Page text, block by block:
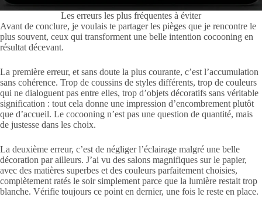
Les erreurs les plus fréquentes à éviter
Avant de conclure, je voulais te partager les pièges que je rencontre le
plus souvent, ceux qui transforment une belle intention cocooning en
résultat décevant.
La première erreur, et sans doute la plus courante, c’est l’accumulation
sans cohérence. Trop de coussins de styles différents, trop de couleurs
qui ne dialoguent pas entre elles, trop d’objets décoratifs sans véritable
signification : tout cela donne une impression d’encombrement plutôt
que d’accueil. Le cocooning n’est pas une question de quantité, mais
de justesse dans les choix.
La deuxième erreur, c’est de négliger l’éclairage malgré une belle
décoration par ailleurs. J’ai vu des salons magnifiques sur le papier,
avec des matières superbes et des couleurs parfaitement choisies,
complètement ratés le soir simplement parce que la lumière restait trop
blanche. Vérifie toujours ce point en dernier, une fois le reste en place.